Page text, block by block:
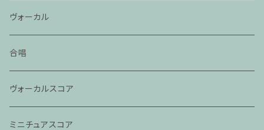
ヴォーカル
合唱
ヴォーカルスコア
ミニチュアスコア